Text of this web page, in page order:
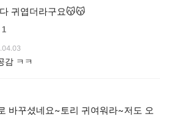
귀엽더라구요😽😽
1
감 ㅋㅋ
바꾸셨네요~토리 귀여워라~저도 오